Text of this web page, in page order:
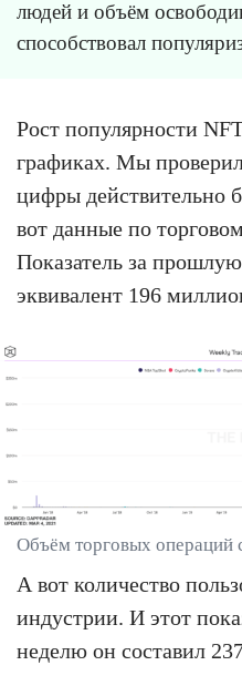
людей и объём
способствовал
Рост популярности
графиках. Мы
цифры действительно
вот данные по
Показатель за
эквивалент 196
Объём торговых операций
А вот количество
индустрии. И этот
неделю он составил